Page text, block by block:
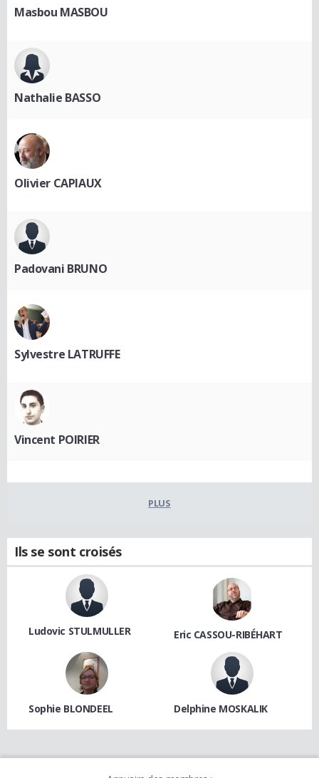
Masbou MASBOU
Nathalie BASSO
Olivier CAPIAUX
Padovani BRUNO
Sylvestre LATRUFFE
Vincent POIRIER
PLUS
Ils se sont croisés
Ludovic STULMULLER Eric CASSOU-RIBÉHART
Sophie BLONDEEL Delphine MOSKALIK